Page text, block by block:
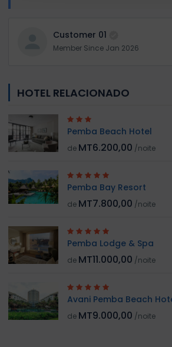
Customer 01
Member Since Jan 2026
HOTEL RELACIONADO
Pemba Beach Hotel
de MT6.200,00 /noite
Pemba Bay Resort
de MT7.800,00 /noite
Pemba Lodge & Spa
de MT11.000,00 /noite
Avani Pemba Beach
de MT9.000,00 /noite